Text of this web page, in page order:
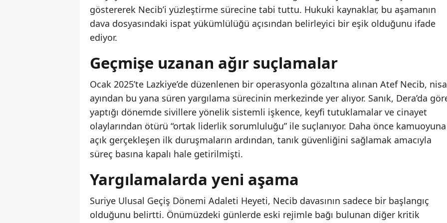
göstererek Necib’i yüzleştirme sürecine tabi tuttu. Hukuki kaynaklar, bu aşamanın
dava dosyasındaki ispat yükümlülüğü açısından belirleyici bir eşik olduğunu ifade
ediyor.
Geçmişe uzanan ağır suçlamalar
Ocak 2025’te Lazkiye’de düzenlenen bir operasyonla gözaltına alınan Atef Necib,
ayından bu yana süren yargılama sürecinin merkezinde yer alıyor. Sanık, Dera’da
yaptığı dönemde sivillere yönelik sistemli işkence, keyfi tutuklamalar ve cinayet
olaylarından ötürü “ortak liderlik sorumluluğu” ile suçlanıyor. Daha önce kamuoyuna
açık gerçekleşen ilk duruşmaların ardından, tanık güvenliğini sağlamak amacıyla
süreç basına kapalı hale getirilmişti.
Yargılamalarda yeni aşama
Suriye Ulusal Geçiş Dönemi Adaleti Heyeti, Necib davasının sadece bir başlangıç
olduğunu belirtti. Önümüzdeki günlerde eski rejimle bağı bulunan diğer kritik